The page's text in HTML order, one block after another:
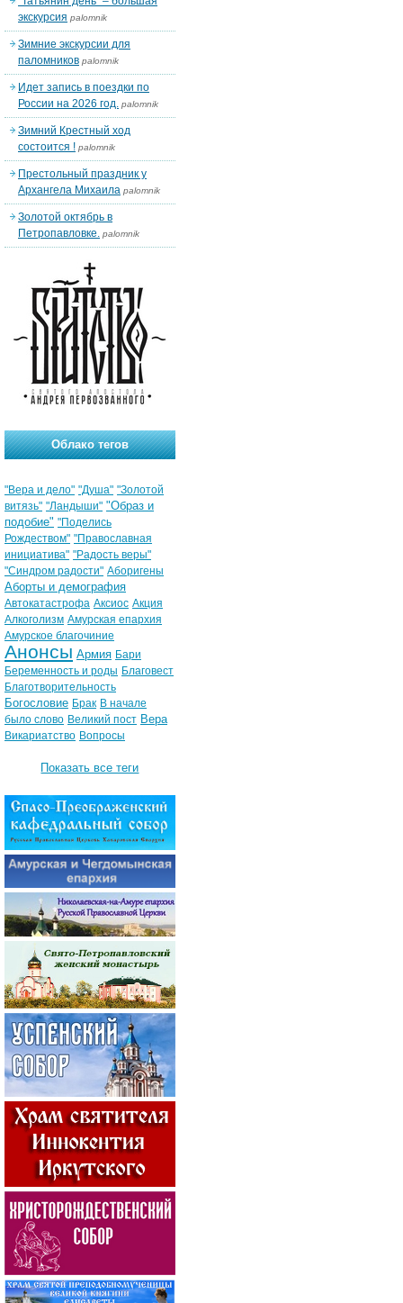
экскурсия palomnik
Зимние экскурсии для
паломников palomnik
Идет запись в поездки по
России на 2026 год. palomnik
Зимний Крестный ход
состоится ! palomnik
Престольный праздник у
Архангела Михаила palomnik
Золотой октябрь в
Петропавловке. palomnik
Облако тегов
"Вера и дело" "Душа" "Золотой
витязь" "Ландыши" "Образ и
подобие" "Поделись
Рождеством" "Православная
инициатива" "Радость веры"
"Синдром радости" Аборигены
Аборты и демография
Автокатастрофа Аксиос Акция
Алкоголизм Амурская епархия
Амурское благочиние
Анонсы Армия Бари
Беременность и роды Благовест
Благотворительность
Богословие Брак В начале
было слово Великий пост Вера
Викариатство Вопросы
Показать все теги